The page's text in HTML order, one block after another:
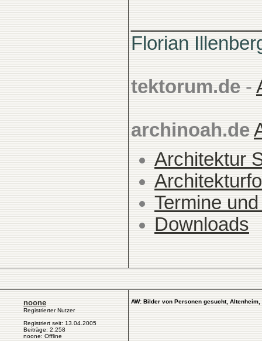
Florian
tektorum.de -
archinoah.de
Architektur
Termine
Downloads
noone
Registrierter Nutzer
Registriert seit: 13.04.2005
Beiträge: 2.258
noone: Offline
AW: Bilder von Personen gesucht,